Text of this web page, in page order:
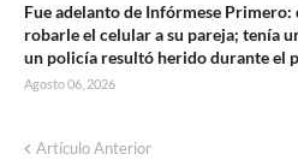
Fue adelanto de Infórmese
robarle el celular a su pareja; tenía
un policía resultó herido durante el
Agosto 06, 2026
Artículo Anterior